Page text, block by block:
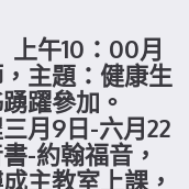
上午10：00月
主題：健康生
躍參加。
月9日-六月22
-約翰福音，
主教室上課，